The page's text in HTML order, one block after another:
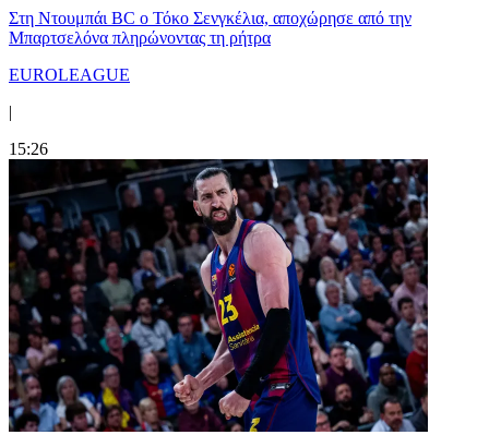
Στη Nτουμπάι BC ο Τόκο Σενγκέλια, αποχώρησε από την
Μπαρτσελόνα πληρώνοντας τη ρήτρα
EUROLEAGUE
|
15:26